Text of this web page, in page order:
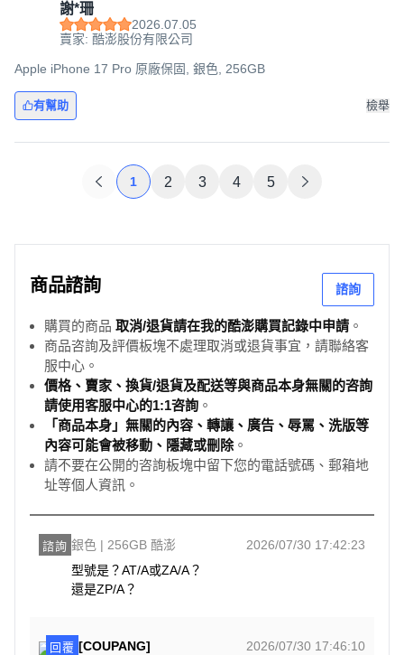
謝*珊
2026.07.05
賣家: 酷澎股份有限公司
Apple iPhone 17 Pro 原廠保固, 銀色, 256GB
有幫助 檢舉
1 2 3 4 5
商品諮詢 諮詢
購買的商品 取消/退貨請在我的酷澎購買記錄中申請 。
商品咨詢及評價板塊不處理取消或退貨事宜，請聯絡客
服中心。
價格、賣家、換貨/退貨及配送等與商品本身無關的咨詢
請使用客服中心的1:1咨詢 。
「商品本身」無關的內容、轉讓、廣告、辱罵、洗版等
內容可能會被移動、隱藏或刪除。
請不要在公開的咨詢板塊中留下您的電話號碼、郵箱地
址等個人資訊。
諮詢 銀色 | 256GB 酷澎
2026/07/30 17:42:23
型號是？AT/A或ZA/A？
還是ZP/A？
回覆 [COUPANG]
2026/07/30 17:46:10